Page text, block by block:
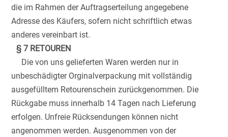
die im Rahmen der Auftragserteilung angegebene
Adresse des Käufers, sofern nicht schriftlich etwas
anderes vereinbart ist.
§ 7 RETOUREN
Die von uns gelieferten Waren werden nur in
unbeschädigter Orginalverpackung mit vollständig
ausgefülltem Retourenschein zurückgenommen. Die
Rückgabe muss innerhalb 14 Tagen nach Lieferung
erfolgen. Unfreie Rücksendungen können nicht
angenommen werden. Ausgenommen von der